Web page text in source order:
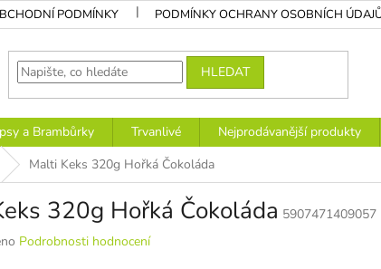
PODMÍNKY PODMÍNKY OCHRANY OSOBNÍCH
HLEDAT
a Brambůrky Trvanlivé Nejprodávanější produkty
Malti Keks 320g Hořká Čokoláda
320g Hořká Čokoláda 5907471409057
Podrobnosti hodnocení